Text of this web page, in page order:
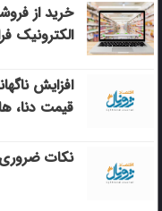
خرید از
الکترونیک
افزایش
قیمت دنا،
نکات ضروری